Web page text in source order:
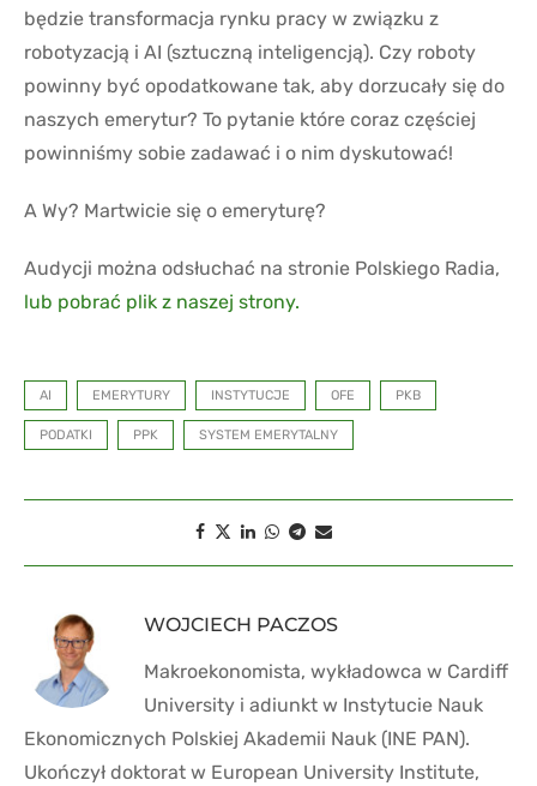
będzie transformacja rynku pracy w związku z
robotyzacją i AI (sztuczną inteligencją). Czy roboty
powinny być opodatkowane tak, aby dorzucały się do
naszych emerytur? To pytanie które coraz częściej
powinniśmy sobie zadawać i o nim dyskutować!
A Wy? Martwicie się o emeryturę?
Audycji można odsłuchać na stronie Polskiego Radia,
lub pobrać plik z naszej strony.
AI EMERYTURY INSTYTUCJE OFE PKB
PODATKI PPK SYSTEM EMERYTALNY
WOJCIECH PACZOS
Makroekonomista, wykładowca w Cardiff
University i adiunkt w Instytucie Nauk
Ekonomicznych Polskiej Akademii Nauk (INE PAN).
Ukończył doktorat w European University Institute,